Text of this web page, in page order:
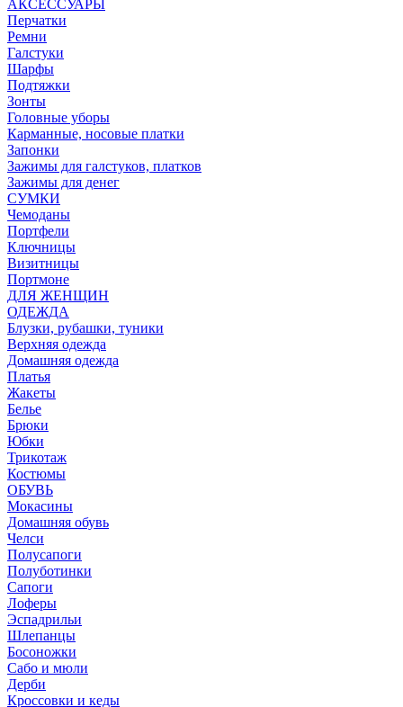
АКСЕССУАРЫ
Перчатки
Ремни
Галстуки
Шарфы
Подтяжки
Зонты
Головные уборы
Карманные, носовые платки
Запонки
Зажимы для галстуков, платков
Зажимы для денег
СУМКИ
Чемоданы
Портфели
Ключницы
Визитницы
Портмоне
ДЛЯ ЖЕНЩИН
ОДЕЖДА
Блузки, рубашки, туники
Верхняя одежда
Домашняя одежда
Платья
Жакеты
Белье
Брюки
Юбки
Трикотаж
Костюмы
ОБУВЬ
Мокасины
Домашняя обувь
Челси
Полусапоги
Полуботинки
Сапоги
Лоферы
Эспадрильи
Шлепанцы
Босоножки
Сабо и мюли
Дерби
Кроссовки и кеды